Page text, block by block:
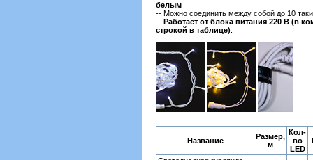
белым
-- Можно соединить между собой до 10
-- Работает от блока питания 220 В (в
строкой в таблице)
Название
Размер,
м
Кол-
во
LED